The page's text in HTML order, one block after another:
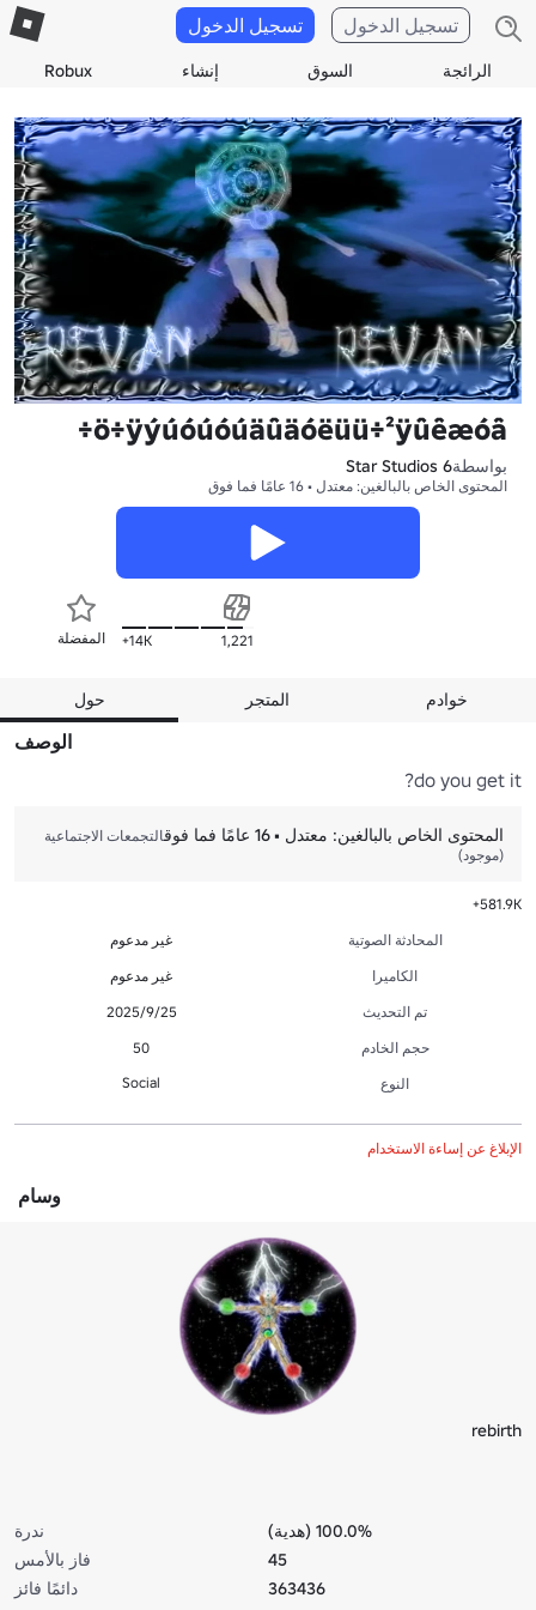
الرائجة السوق إنشاء Robux
تسجيل الدخول تسجيل الدخول
ö÷ÿýúóúóúäûäóëüü÷²ÿûêæóâ÷
بواسطة6 Star Studios
المحتوى الخاص بالبالغين: معتدل • 16 عامًا فما فوق
المفضلة 14K+ 1,221
حول المتجر خوادم
الوصف
do you get it?
المحتوى الخاص بالبالغين: معتدل • 16 عامًا فما فوق
التجمعات الاجتماعية
(موجود)
نشط
المفضلة
45,579
الزيارات
581.9K+
المحادثة الصوتية
غير مدعوم
الكاميرا
غير مدعوم
تم التحديث
25‏/9‏/2025
حجم الخادم
50
النوع
Social
الإبلاغ عن إساءة الاستخدام
وسام
rebirth
ندرة
100.0% (هدية)
فاز بالأمس
45
دائمًا فائز
363436